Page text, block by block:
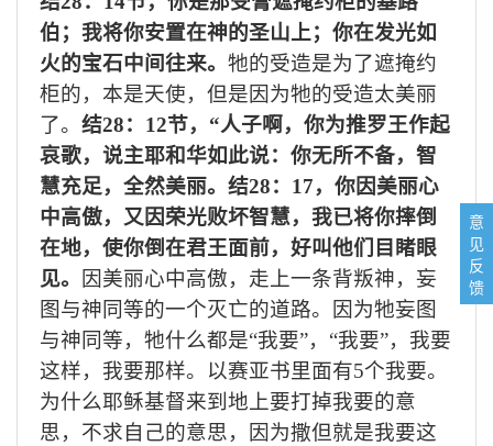
伯；我将你安置在神的圣山上；你在发光如
火的宝石中间往来。 牠的受造是为了遮掩约
柜的，本是天使，但是因为牠的受造太美丽
了。 结28： 12节，“人子啊，你为推罗王作起
哀歌，说主耶和华如此说：你无所不备，智
慧充足，全然美丽。结28： 17，你因美丽心
中高傲，又因荣光败坏智慧，我已将你摔倒
在地，使你倒在君王面前，好叫他们目睹眼
见。
因美丽心中高傲，走上一条背叛神，妄
图与神同等的一个灭亡的道路。因为牠妄图
与神同等，牠什么都是“我要”，“我要”，我要
这样，我要那样。以赛亚书里面有5个我要。
为什么耶稣基督来到地上要打掉我要的意
思，不求自己的意思，因为撒但就是我要这
意
见
反
馈